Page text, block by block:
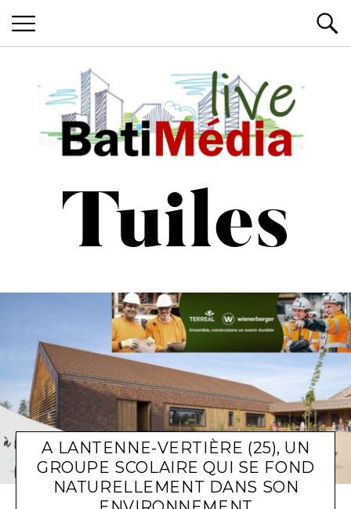
Batimedialive
Tuiles
A LANTENNE-VERTIÈRE (25), UN
GROUPE SCOLAIRE QUI SE FOND
NATURELLEMENT DANS SON